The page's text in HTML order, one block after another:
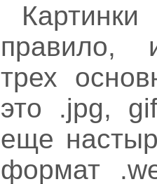
правило,
трех
это .jpg,
еще
формат